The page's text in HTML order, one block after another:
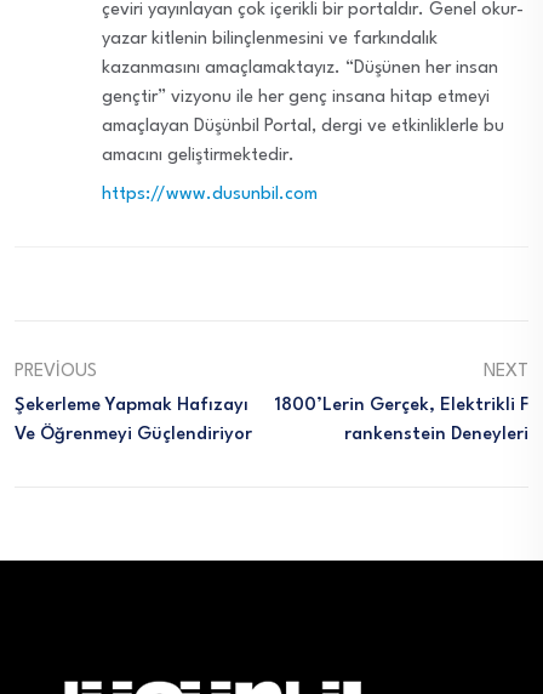
çeviri yayınlayan çok içerikli bir portaldır. Genel okur-
yazar kitlenin bilinçlenmesini ve farkındalık
kazanmasını amaçlamaktayız. “Düşünen her insan
gençtir” vizyonu ile her genç insana hitap etmeyi
amaçlayan Düşünbil Portal, dergi ve etkinliklerle bu
amacını geliştirmektedir.
https://www.dusunbil.com
PREVIOUS
Şekerleme Yapmak Hafızayı
Ve Öğrenmeyi Güçlendiriyor
NEXT
1800’lerin Gerçek, Elektrikli F
Rankenstein Deneyleri